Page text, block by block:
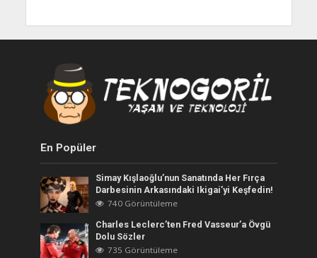
En Popüler
Simay Kışlaoğlu’nun Sanatında Her Fırça
Darbesinin Arkasındaki Ikigai’yi Keşfedin!
740 Görüntüleme
Charles Leclerc’ten Fred Vasseur’a Övgü
Dolu Sözler
735 Görüntüleme